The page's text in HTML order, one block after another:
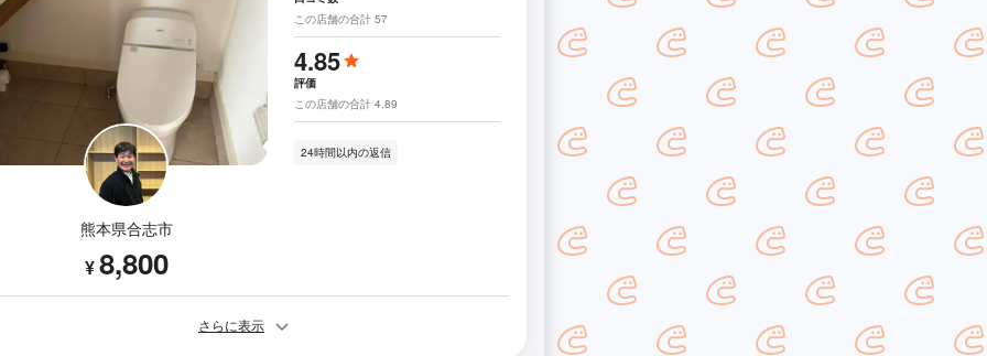
熊本県合志市
¥8,800
この店舗の合計 57
4.85
評価
この店舗の合計 4.89
24時間以内の返信
さらに表示